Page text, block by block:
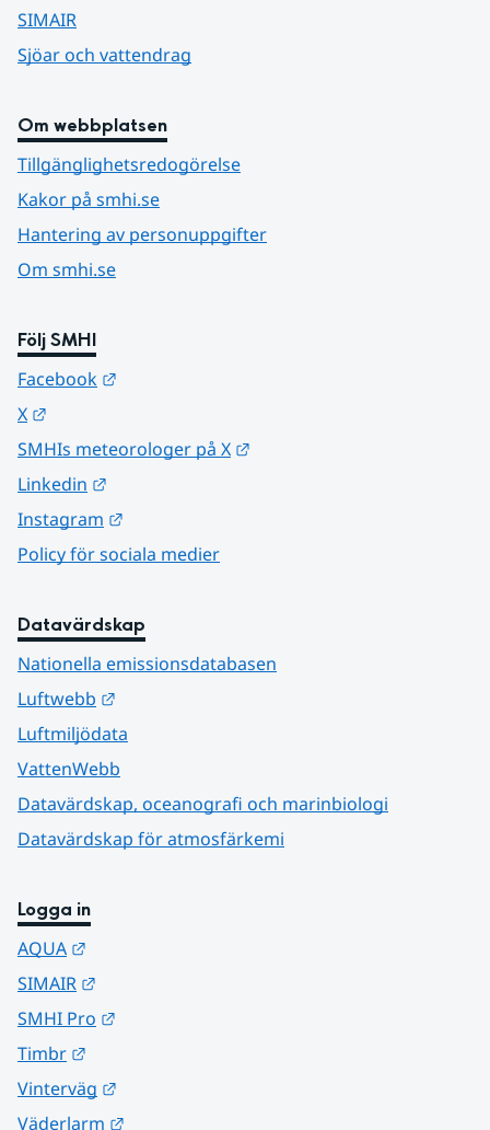
SIMAIR
Sjöar och vattendrag
Om webbplatsen
Tillgänglighetsredogörelse
Kakor på smhi.se
Hantering av personuppgifter
Om smhi.se
Följ SMHI
Facebook
X
SMHIs meteorologer på X
Linkedin
Instagram
Policy för sociala medier
Datavärdskap
Nationella emissionsdatabasen
Luftwebb
Luftmiljödata
VattenWebb
Datavärdskap, oceanografi och marinbiologi
Datavärdskap för atmosfärkemi
Logga in
AQUA
SIMAIR
SMHI Pro
Timbr
Vinterväg
Väderlarm